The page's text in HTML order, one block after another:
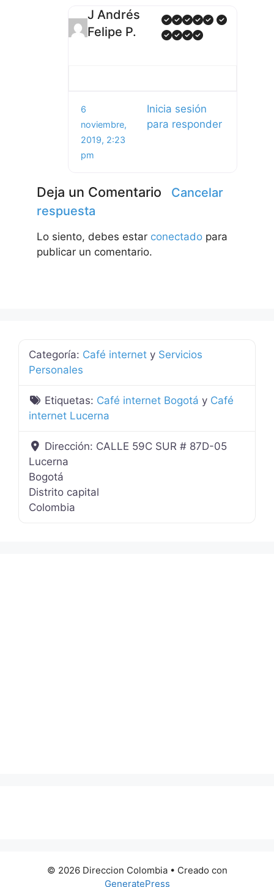
J Andrés
Felipe P.
6
noviembre,
2019, 2:23
pm
Inicia sesión
para responder
Deja un Comentario
Cancelar
respuesta
Lo siento, debes estar conectado para
publicar un comentario.
Categoría: Café internet y Servicios
Personales
Etiquetas: Café internet Bogotá y Café
internet Lucerna
Dirección: CALLE 59C SUR # 87D-05
Lucerna
Bogotá
Distrito capital
Colombia
© 2026 Direccion Colombia• Creado con
GeneratePress